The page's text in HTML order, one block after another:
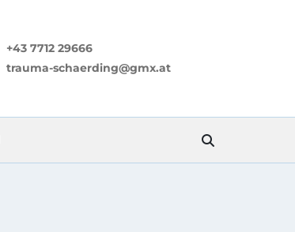
+43 7712 29666
trauma-schaerding@gmx.at